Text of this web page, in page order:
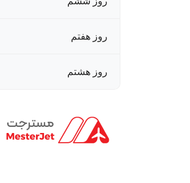
روز هفتم
روز هشتم